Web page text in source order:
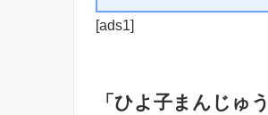
[ads1]
「ひよ子まんじゅ